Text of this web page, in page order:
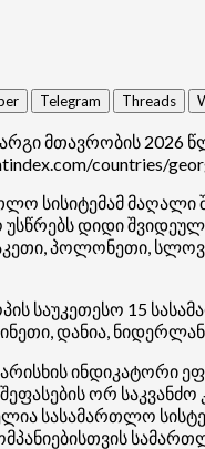
Telegram Threads
მთავრობის 2026
countries/
სისიტემამ მაღალი
დიდი
პოლონეთი,
საუკეთესო 15
დანია,
ინდიკატორი
ორ საკვანძო
სასამართლო